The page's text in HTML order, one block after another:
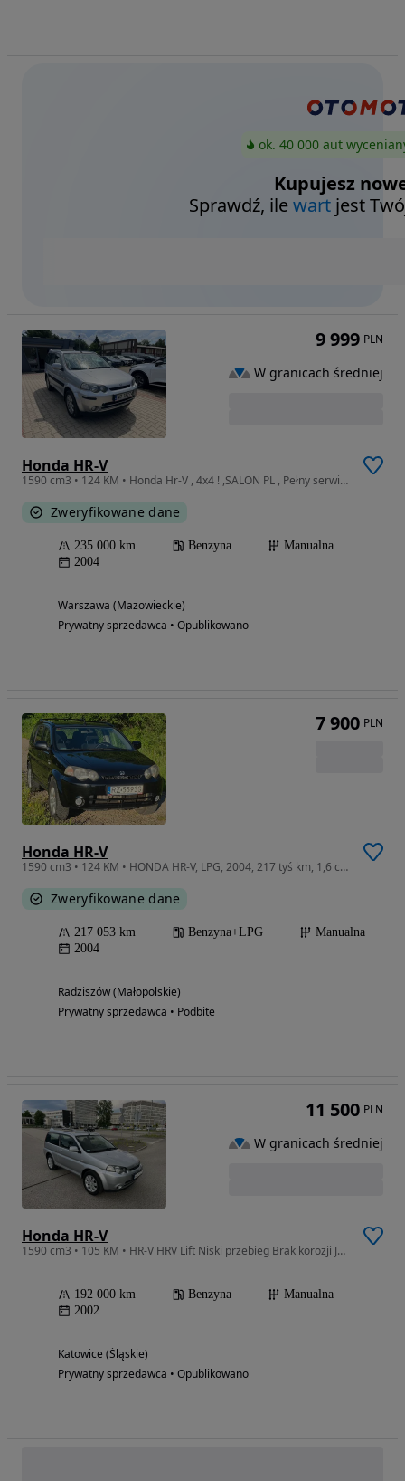
ok. 40 000 aut
Kupujesz
Sprawdź, ilewart jest
Honda HR-V
1590 cm3 • 124 KM • Honda Hr-V , 4x4 ! ,SALON PL , Pełny serwis ASO Honda , Klimatyzacja
Zweryfikowane dane
235 000 km Benzyna
Manualna
2004
Warszawa (Mazowieckie)
Prywatny sprzedawca • Opublikowano
9 999 PLN
W granicach średniej
Honda HR-V
1590 cm3 • 124 KM • HONDA HR-V, LPG, 2004, 217 tyś km, 1,6 cm3, 124 KM, 4x4
Zweryfikowane dane
217 053 km Benzyna+LPG
Manualna
2004
Radziszów (Małopolskie)
Prywatny sprzedawca • Podbite
7 900 PLN
Honda HR-V
1590 cm3 • 105 KM • HR-V HRV Lift Niski przebieg Brak korozji Jeden właściciel 12 lat
192 000 km Benzyna
Manualna
2002
Katowice (Śląskie)
Prywatny sprzedawca • Opublikowano
11 500 PLN
W granicach średniej